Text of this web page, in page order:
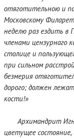
отяготительною и
Московскому
неделю раз ездить в
членами цензурнаго
столице и
при сильном
безмерия
дорого; должен
кости!»
Архимандрит
цветущее